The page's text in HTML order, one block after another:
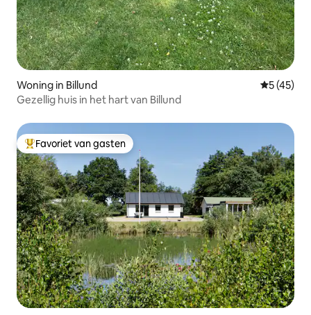
Woning in Billund
5 (45)
Gezellig huis in het hart van Billund
Topfavoriet van gasten
Favoriet van gasten